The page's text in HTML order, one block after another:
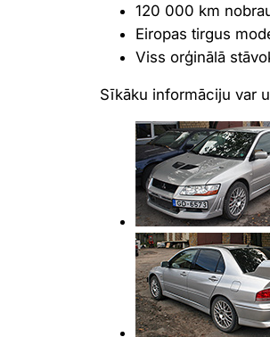
120 000 km
Eiropas tirgus
Viss orģinālā
Sīkāku informāciju var